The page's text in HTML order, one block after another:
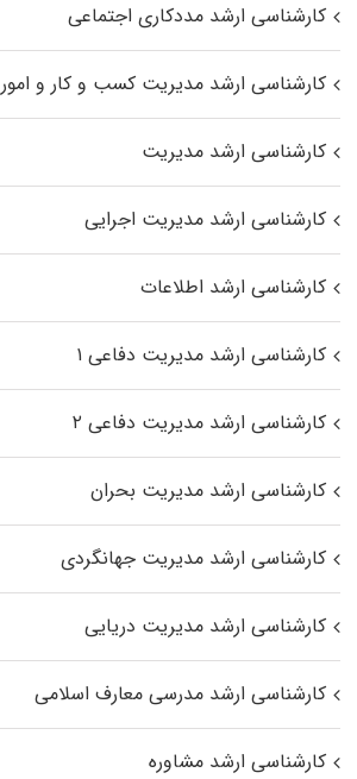
کارشناسی ارشد مددکاری اجتماعی
کارشناسی ارشد مدیریت کسب و کار و
کارشناسی ارشد مدیریت
کارشناسی ارشد مدیریت اجرایی
کارشناسی ارشد اطلاعات
کارشناسی ارشد مدیریت دفاعی ۱
کارشناسی ارشد مدیریت دفاعی ۲
کارشناسی ارشد مدیریت بحران
کارشناسی ارشد مدیریت جهانگردی
کارشناسی ارشد مدیریت دریایی
کارشناسی ارشد مدرسی معارف اسلامی
کارشناسی ارشد مشاوره